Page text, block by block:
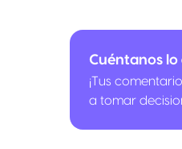
Cuéntanos
¡Tus
a tomar